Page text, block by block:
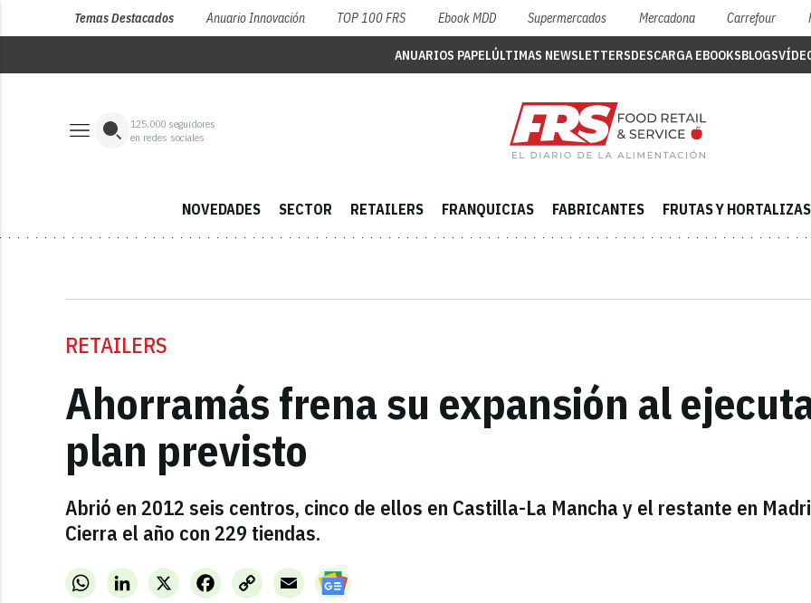
Temas Destacados Anuario Innovación TOP 100 FRS Ebook MDD Supermercados Mercadona Carrefour
ANUARIOS PAPELÚLTIMAS NEWSLETTERSDESCARGA EBOOKSBLOGS
125,000 seguidores
en redes sociales
NOVEDADES SECTOR RETAILERS FRANQUICIAS FABRICANTES FRUTAS Y HORTALIZAS
RETAILERS
Ahorramás frena su expansión al
plan previsto
Abrió en 2012 seis centros, cinco de ellos en Castilla-La Mancha y el restante en
Cierra el año con 229 tiendas.
WhatsAppLinkedInX FacebookCopy
Link
Email